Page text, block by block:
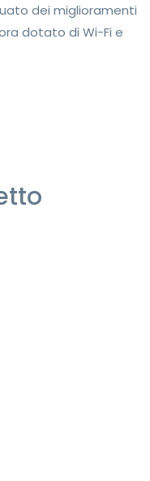
dei miglioramenti
dotato di Wi-Fi e